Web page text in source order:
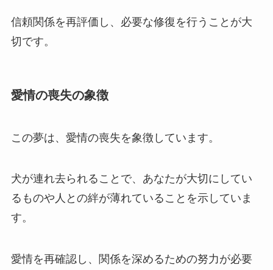
信頼関係を再評価し、必要な修復を行うことが大
切です。
愛情の喪失の象徴
この夢は、愛情の喪失を象徴しています。
犬が連れ去られることで、あなたが大切にしてい
るものや人との絆が薄れていることを示していま
す。
愛情を再確認し、関係を深めるための努力が必要